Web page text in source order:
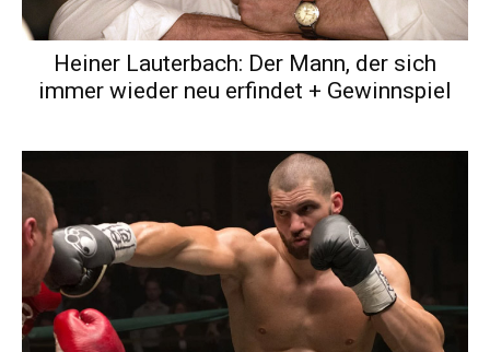
Heiner Lauterbach: Der Mann, der sich
immer wieder neu erfindet + Gewinnspiel